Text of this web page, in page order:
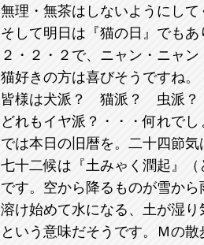
無理・無茶はしないようにして
そして明日は『猫の日』でもあ
２・２・２で、ニャン・ニャン
猫好きの方は喜びそうですね。
皆様は犬派？ 猫派？ 虫派？
どれもイヤ派？・・・何れでし
では本日の旧暦を。二十四節気
七十二候は『土みゃく潤起』（
です。空から降るものが雪か
溶け始めて水になる、土が湿り
という意味だそうです。Ｍの